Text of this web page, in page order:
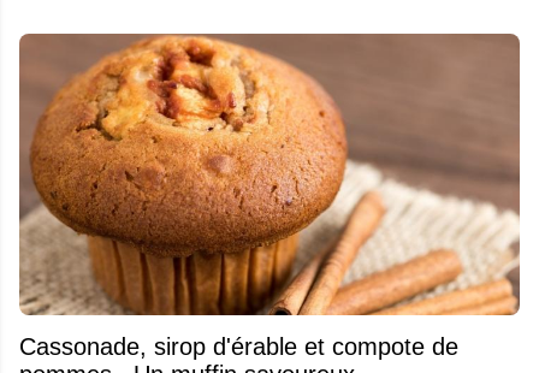
​Cassonade, sirop d'érable et compote de